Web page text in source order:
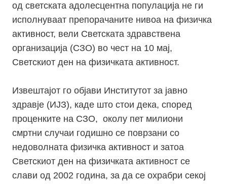
од светската адолесцентна популација не ги
исполнуваат препорачаните нивоа на физичка
активност, вели Светската здравствена
организација (СЗО) во чест на 10 мај,
Светскиот ден на физичката активност.
Извештајот го објави Институтот за јавно
здравје (ИЈЗ), каде што стои дека, според
проценките на СЗО, околу пет милиони
смртни случаи годишно се поврзани со
недоволната физичка активност и затоа
Светскиот ден на физичката активност се
слави од 2002 година, за да се охрабри секој